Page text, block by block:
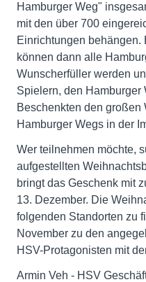
Hamburger Weg"
mit den über 700
Einrichtungen behängen.
können dann alle
Wunscherfüller werden
Spielern, den Hamburger
Beschenkten den großen
Hamburger Wegs in der
Wer teilnehmen möchte,
aufgestellten
bringt das Geschenk mit
13. Dezember. Die
folgenden Standorten zu
November zu den
HSV-Protagonisten mit
Armin Veh - HSV